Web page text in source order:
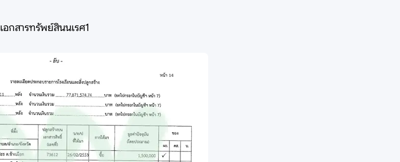
เอกสารทรัพย์สินนเรศ1